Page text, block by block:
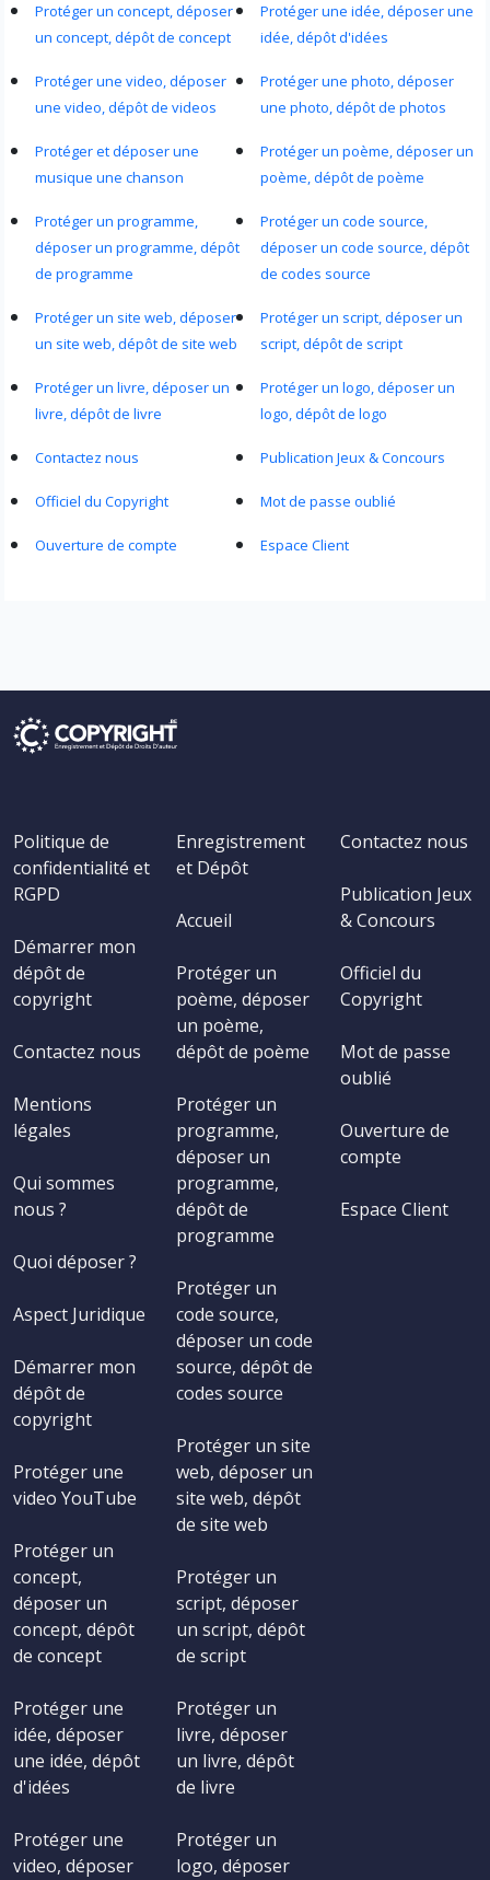
Protéger un concept, déposer
un concept, dépôt de concept
Protéger une idée, déposer une
idée, dépôt d'idées
Protéger une video, déposer
une video, dépôt de videos
Protéger une photo, déposer
une photo, dépôt de photos
Protéger et déposer une
musique une chanson
Protéger un poème, déposer un
poème, dépôt de poème
Protéger un programme,
déposer un programme, dépôt
de programme
Protéger un code source,
déposer un code source, dépôt
de codes source
Protéger un site web, déposer
un site web, dépôt de site web
Protéger un script, déposer un
script, dépôt de script
Protéger un livre, déposer un
livre, dépôt de livre
Protéger un logo, déposer un
logo, dépôt de logo
Contactez nous Publication Jeux & Concours
Officiel du Copyright Mot de passe oublié
Ouverture de compte Espace Client
Politique de
confidentialité et
RGPD
Démarrer mon
dépôt de
copyright
Contactez nous
Mentions
légales
Qui sommes
nous ?
Quoi déposer ?
Aspect Juridique
Démarrer mon
dépôt de
copyright
Protéger une
video YouTube
Protéger un
concept,
déposer un
concept, dépôt
de concept
Protéger une
idée, déposer
une idée, dépôt
d'idées
Protéger une
video, déposer
Enregistrement
et Dépôt
Accueil
Protéger un
poème, déposer
un poème,
dépôt de poème
Protéger un
programme,
déposer un
programme,
dépôt de
programme
Protéger un
code source,
déposer un code
source, dépôt de
codes source
Protéger un site
web, déposer un
site web, dépôt
de site web
Protéger un
script, déposer
un script, dépôt
de script
Protéger un
livre, déposer
un livre, dépôt
de livre
Protéger un
logo, déposer
Contactez nous
Publication Jeux
& Concours
Officiel du
Copyright
Mot de passe
oublié
Ouverture de
compte
Espace Client